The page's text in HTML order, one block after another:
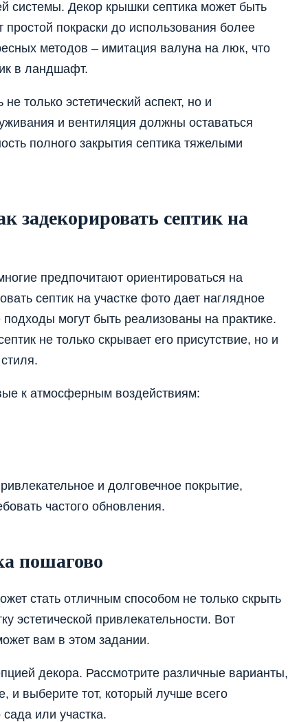
системы. Декор крышки септика может быть
покраски до использования более
методов – имитация валуна на люк, что
в ландшафт.
только эстетический аспект, но и
и вентиляция должны оставаться
полного закрытия септика тяжелыми
задекорировать септик на
предпочитают ориентироваться на
септик на участке фото дает наглядное
могут быть реализованы на практике.
не только скрывает его присутствие, но и
к атмосферным воздействиям:
и долговечное покрытие,
частого обновления.
пошагово
стать отличным способом не только скрыть
эстетической привлекательности. Вот
вам в этом задании.
декора. Рассмотрите различные варианты,
и выберите тот, который лучше всего
или участка.